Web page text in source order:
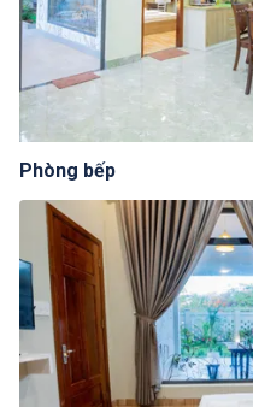
Phòng bếp